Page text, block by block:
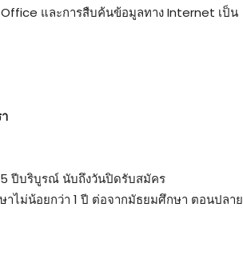
และการสืบค้นข้อมูลทาง Internet เป็น
ปีบริบูรณ์ นับถึงวันปิดรับสมัคร
าไม่น้อยกว่า 1 ปี ต่อจากมัธยมศึกษา ตอนปลาย